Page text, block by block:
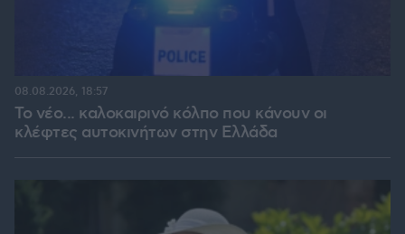
Το νέο... καλοκαιρινό κόλπο που κάνουν οι
κλέφτες αυτοκινήτων στην Ελλάδα
08.08.2026, 18:57